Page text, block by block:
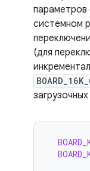
параметров
системном
(для